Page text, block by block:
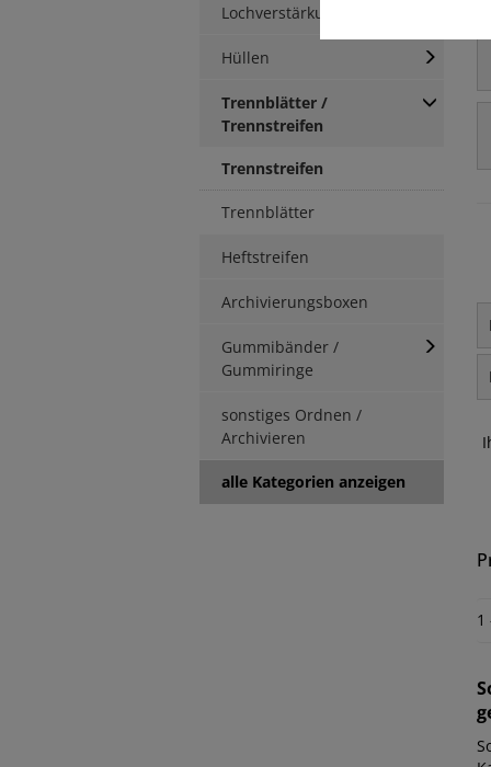
Lochverstärkung
Hüllen
Trennblätter /
Trennstreifen
Trennstreifen
Trennblätter
Heftstreifen
Archivierungsboxen
Gummibänder /
Gummiringe
sonstiges Ordnen /
Archivieren
alle Kategorien anzeigen
1